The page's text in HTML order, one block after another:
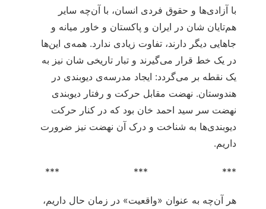
با آزادی‌ها و حقوق فردی انسان، با آن‌چه سایر
هم‌تایان شان در ایران و پاکستان و خاور میانه و
جاهایی دیگر دارند، تفاوت زیادی ندارد. همه‌ی این‌ها
در یک خط قرار می‌گیرند و تبار تاریخی شان نیز به
یک نقطه بر می‌گردد: ایجاد مدرسه‌ی دیوبندی در
هندوستان. نهضت مقابل حرکت و رفتار دیوبندی
نهضت سر سید احمد خان بود که در کنار حرکت
دیوبندی‌ها به شناخت و درک آن نهضت نیز ضرورت
داریم.
*** *** ***
هر آن‌چه به عنوان «واقعیت» در زمان حال داریم،